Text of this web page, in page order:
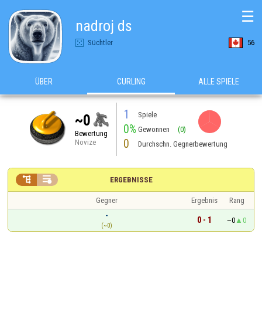
nadroj ds
Süchtler 56
☰
ÜBER CURLING ALLE SPIELE
~0
Bewertung
Novize
1 Spiele
0% Gewonnen (0)
0 Durchschn. Gegnerbewertung
ERGEBNISSE
 
Gegner Ergebnis
Rang
-
(~0)
0 - 1 ~0 0